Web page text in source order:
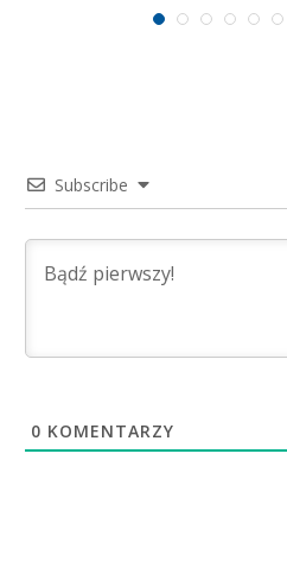
Subscribe
0 KOMENTARZY